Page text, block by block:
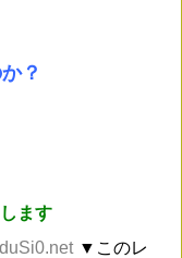
？
ます
▼このレ